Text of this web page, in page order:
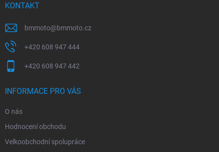
KONTAKT
bmmoto@bmmoto.cz
+420 608 947 444
+420 608 947 442
INFORMACE PRO VÁS
O nás
Hodnocení obchodu
Velkoobchodní spolupráce